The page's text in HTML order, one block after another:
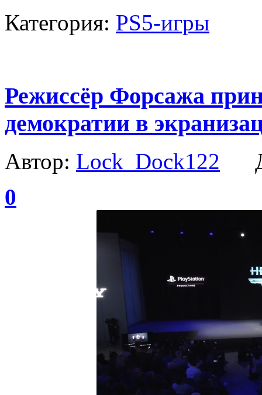
Категория: PS5-игры
Режиссёр Форсажа
демократии в
Автор: Lock_Dock122
0